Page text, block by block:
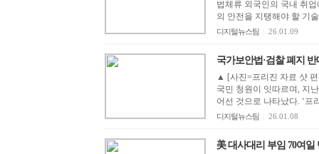
법체류 외국인의 국내 취
의 안전을 지탱해야 할 기
디지털뉴스팀 26.01.09
국가보안법·검찰 폐지
▲ [사진=프리진 자료 샷
국민 청원이 잇따르며, 지
어선 것으로 나타났다. ‘프
디지털뉴스팀 26.01.08
美 대사대리 부임 70여일